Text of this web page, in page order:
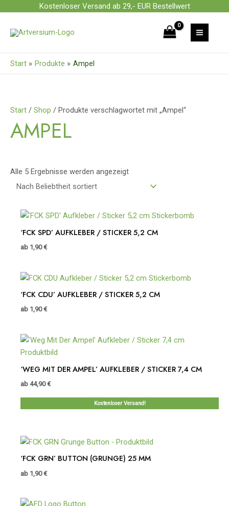
Kostenloser Versand ab 29,- EUR Bestellwert
springen
Start Produkte Ampel
Start / Shop / Produkte verschlagwortet mit „Ampel“
AMPEL
Alle 5 Ergebnisse werden angezeigt
‘FCK SPD’ AUFKLEBER / STICKER 5,2 CM
ab 1,90€
‘FCK CDU’ AUFKLEBER / STICKER 5,2 CM
ab 1,90€
‘WEG MIT DER AMPEL’ AUFKLEBER / STICKER 7,4 CM
ab 44,90€
Kostenloser Versand!
‘FCK GRN’ BUTTON (GRUNGE) 25 MM
ab 1,90€